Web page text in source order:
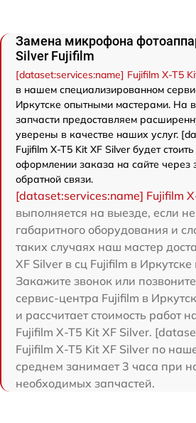
Замена микрофона
Silver Fujifilm
[dataset:services:name] Fujifilm X-T5
в нашем специализированном
Иркутске опытными мастерами. На
запчасти предоставляем
уверены в качестве наших услуг.
Fujifilm X-T5 Kit XF Silver будет
оформлении заказа на сайте через
обратной связи.
[dataset:services:name] Fujifilm
выполняется на выезде, если не
габаритного оборудования и
таких случаях наш мастер
XF Silver в сц Fujifilm в Иркутске
Закажите звонок или
сервис-центра Fujifilm в
и рассчитает стоимость работ
Fujifilm X-T5 Kit XF Silver.
Fujifilm X-T5 Kit XF Silver по
среднем занимает 3 часа при
необходимых запчастей.